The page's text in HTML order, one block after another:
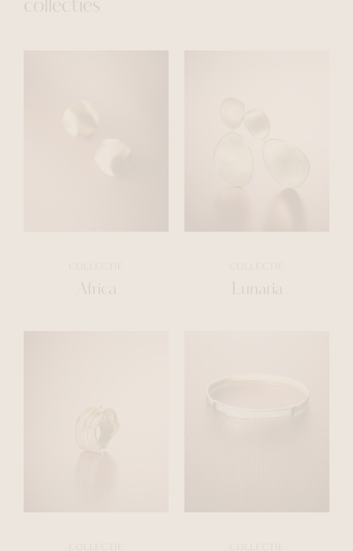
collecties
Africa Lunaria